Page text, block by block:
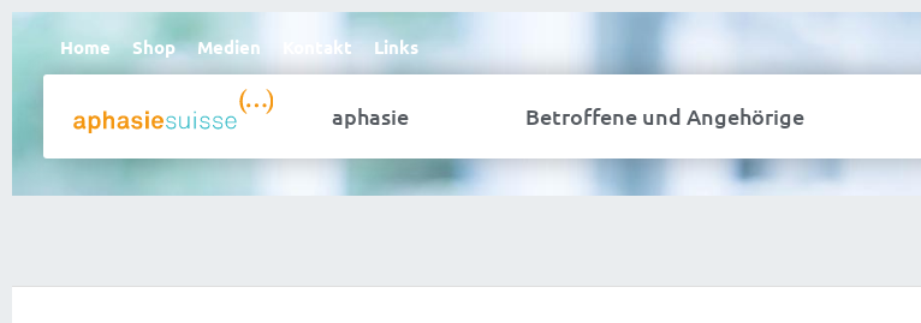
Home Shop Medien Kontakt Links
aphasie Betroffene und Angehörige